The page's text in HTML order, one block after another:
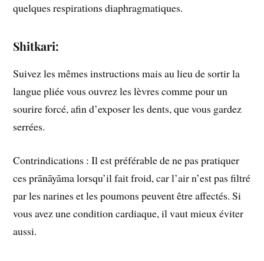
quelques respirations diaphragmatiques.
Shitkari:
Suivez les mêmes instructions mais au lieu de sortir la
langue pliée vous ouvrez les lèvres comme pour un
sourire forcé, afin d’exposer les dents, que vous gardez
serrées.
Contrindications : Il est préférable de ne pas pratiquer
ces prānāyāma lorsqu’il fait froid, car l’air n’est pas filtré
par les narines et les poumons peuvent être affectés. Si
vous avez une condition cardiaque, il vaut mieux éviter
aussi.